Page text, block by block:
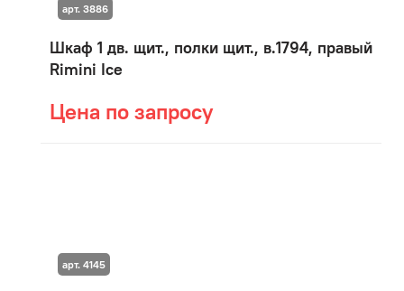
Шкаф 1 дв. щит., полки щит., в.1794, правый
Rimini Ice
Цена по запросу
арт. 3886
арт. 4145